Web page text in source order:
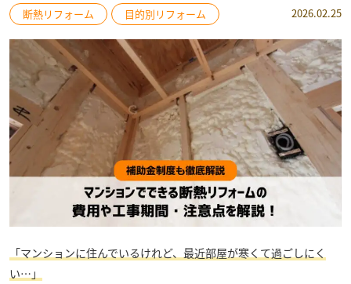
断熱リフォーム 目的別リフォーム 2026.02.25
「マンションに住んでいるけれど、最近部屋が寒くて過ごしにく
い…」